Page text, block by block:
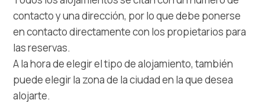
Explorar
Destino
Qué Hacer
contacto y una dirección, por lo que debe ponerse
en contacto directamente con los propietarios para
las reservas.
A la hora de elegir el tipo de alojamiento, también
puede elegir la zona de la ciudad en la que desea
alojarte.